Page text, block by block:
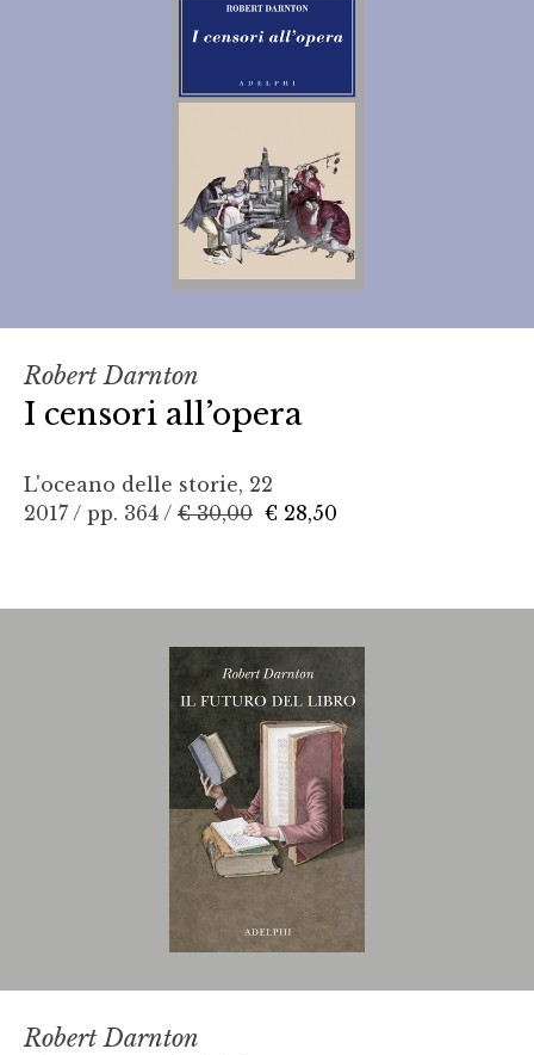
Robert Darnton
I censori all’opera
L'oceano delle storie, 22
2017 / pp. 364 / € 30,00 € 28,50
Robert Darnton